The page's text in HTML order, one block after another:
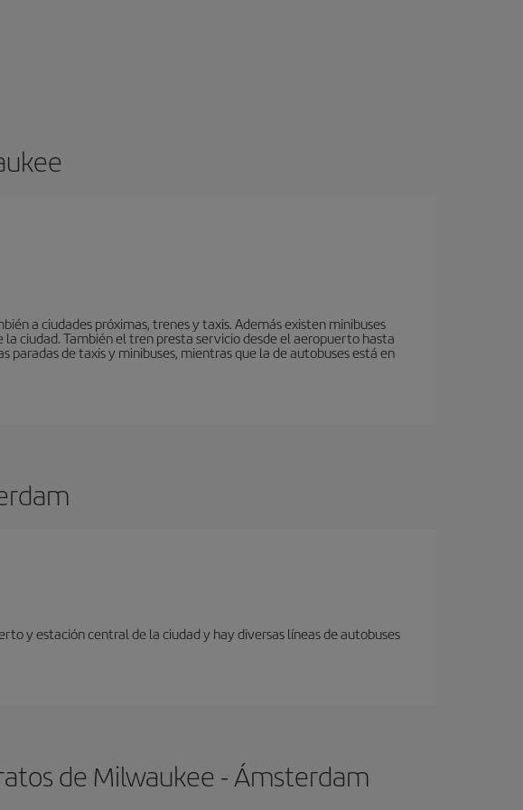
a ciudades próximas, trenes y taxis. Además existen minibuses
ciudad. También el tren presta servicio desde el aeropuerto hasta
de taxis y minibuses, mientras que la de autobuses está en
y estación central de la ciudad y hay diversas líneas de autobuses
de Milwaukee - Ámsterdam